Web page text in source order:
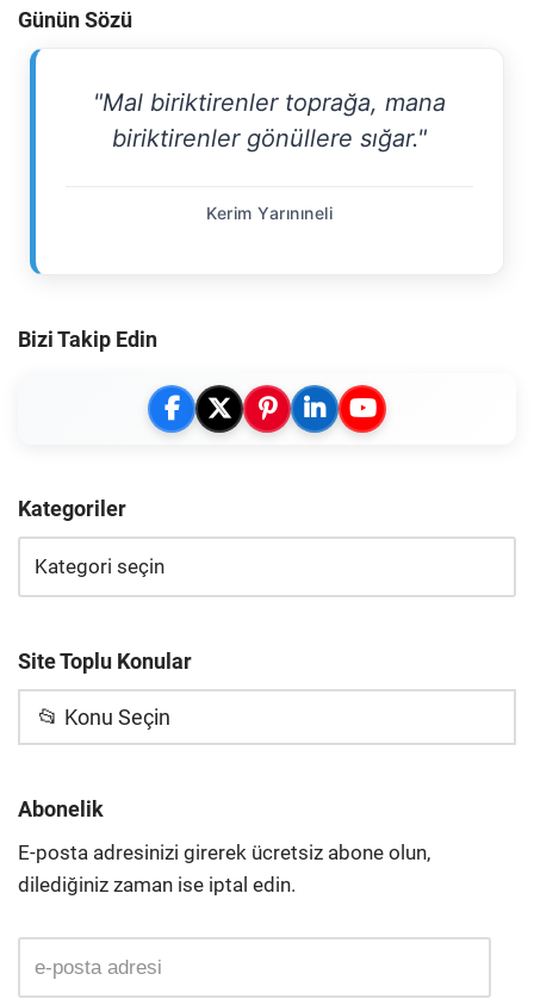
Günün Sözü
"Mal biriktirenler toprağa, mana
biriktirenler gönüllere sığar."
Kerim Yarınıneli
Bizi Takip Edin
Kategoriler
Site Toplu Konular
📂 Konu Seçin
Abonelik
E-posta adresinizi girerek ücretsiz abone olun,
dilediğiniz zaman ise iptal edin.